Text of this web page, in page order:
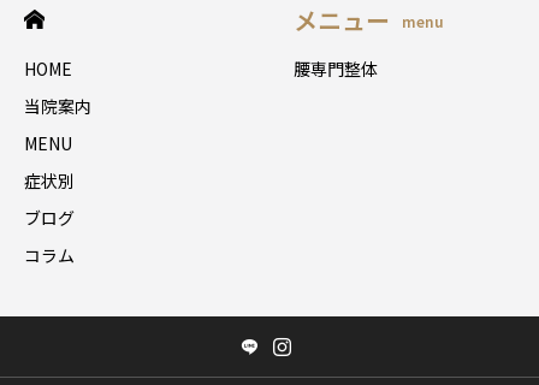
HOME
当院案内
MENU
症状別
ブログ
コラム
メニュー menu
腰専門整体